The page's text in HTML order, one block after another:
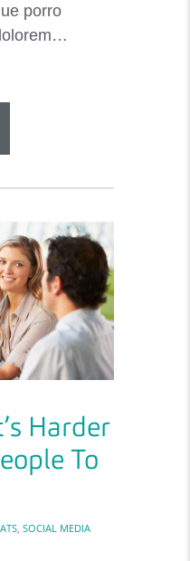
porro
Harder
To
, SOCIAL MEDIA